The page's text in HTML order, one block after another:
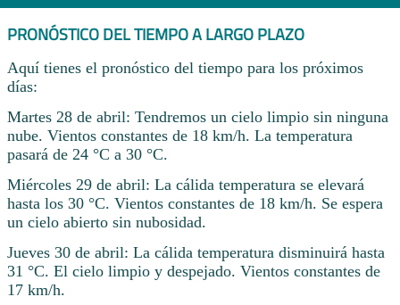
PRONÓSTICO DEL TIEMPO A LARGO PLAZO
Aquí tienes el pronóstico del tiempo para los próximos
días:
Martes 28 de abril: Tendremos un cielo limpio sin ninguna
nube. Vientos constantes de 18 km/h. La temperatura
pasará de 24 °C a 30 °C.
Miércoles 29 de abril: La cálida temperatura se elevará
hasta los 30 °C. Vientos constantes de 18 km/h. Se espera
un cielo abierto sin nubosidad.
Jueves 30 de abril: La cálida temperatura disminuirá hasta
31 °C. El cielo limpio y despejado. Vientos constantes de
17 km/h.